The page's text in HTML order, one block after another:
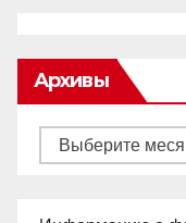
Архивы
Архивы